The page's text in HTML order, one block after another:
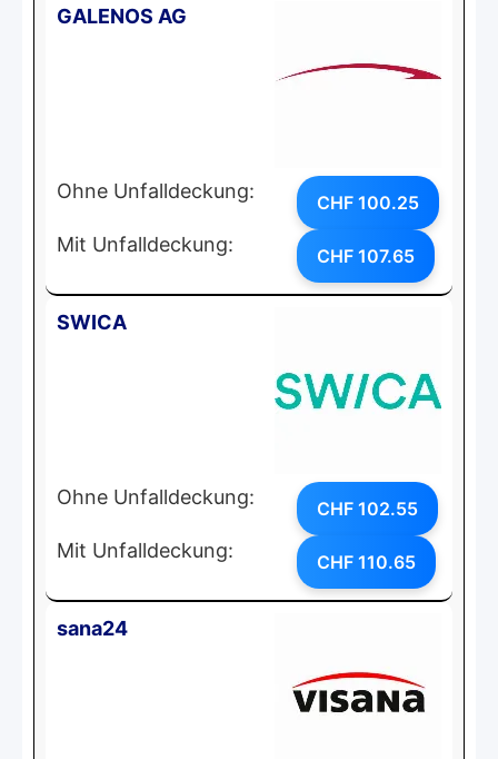
GALENOS AG
Ohne Unfalldeckung: CHF 100.25
Mit Unfalldeckung: CHF 107.65
SWICA
Ohne Unfalldeckung: CHF 102.55
Mit Unfalldeckung: CHF 110.65
sana24